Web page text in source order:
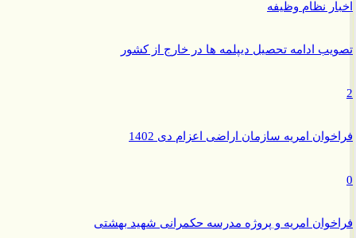
نظام وظیفه
ادامه تحصیل دیپلمه ها در خارج از کشور
امریه سازمان اراضی اعزام دی 1402
امریه و پروژه مدرسه حکمرانی شهید بهشتی